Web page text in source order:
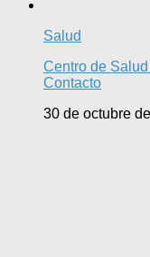
Salud
Centro de
Contacto
30 de octubre